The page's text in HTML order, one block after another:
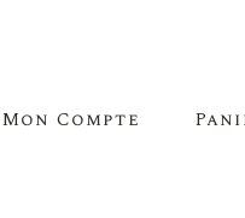
Mon Compte